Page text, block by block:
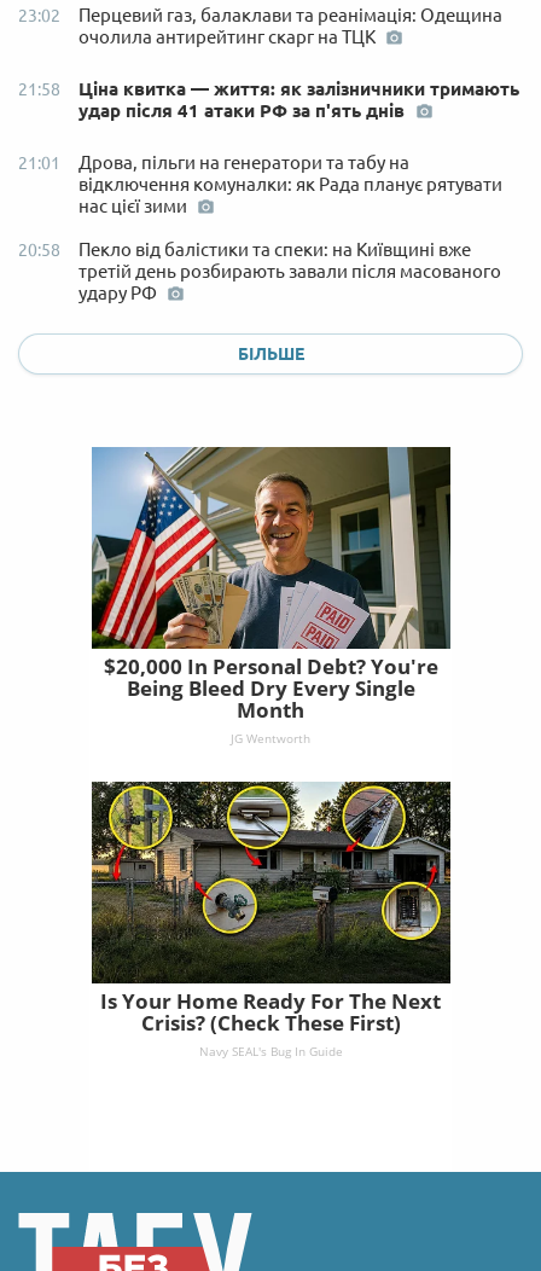
23:02
Перцевий газ, балаклави та реанімація: Одещина
очолила антирейтинг скарг на ТЦК
21:58
Ціна квитка — життя: як залізничники тримають
удар після 41 атаки РФ за п'ять днів
21:01
Дрова, пільги на генератори та табу на
відключення комуналки: як Рада планує рятувати
нас цієї зими
20:58
Пекло від балістики та спеки: на Київщині вже
третій день розбирають завали після масованого
удару РФ
БІЛЬШЕ
$20,000 In Personal Debt? You're
Being Bleed Dry Every Single
Month
JG Wentworth
Is Your Home Ready For The Next
Crisis? (Check These First)
Navy SEAL's Bug In Guide